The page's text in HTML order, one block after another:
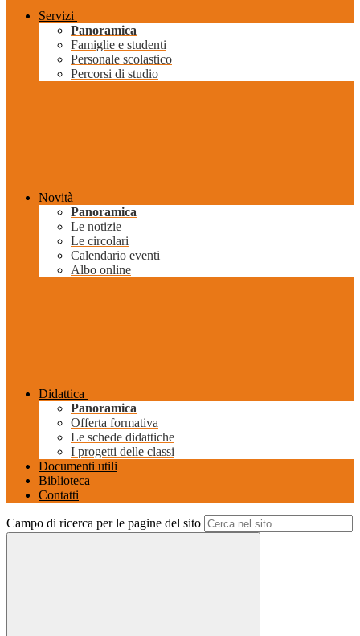
Servizi
Panoramica
Famiglie e studenti
Personale scolastico
Percorsi di studio
Novità
Panoramica
Le notizie
Le circolari
Calendario eventi
Albo online
Didattica
Panoramica
Offerta formativa
Le schede didattiche
I progetti delle classi
Documenti utili
Biblioteca
Contatti
Campo di ricerca per le pagine del sito